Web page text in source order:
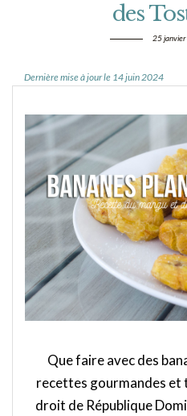
des
25
Dernière mise à jour le 14 juin 2024
Que faire avec des
recettes gourmandes et
droit de République